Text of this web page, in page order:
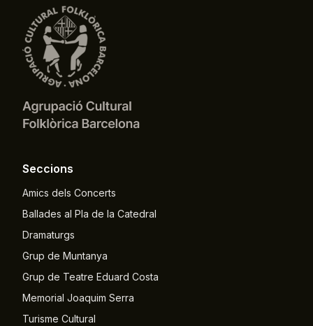
Seccions
Amics dels Concerts
Ballades al Pla de la Catedral
Dramaturgs
Grup de Muntanya
Grup de Teatre Eduard Costa
Memorial Joaquim Serra
Turisme Cultural